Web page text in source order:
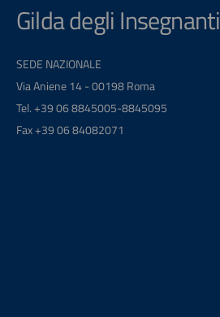
Gilda degli Insegnanti
SEDE NAZIONALE
Via Aniene 14 - 00198 Roma
Tel. +39 06 8845005-8845095
Fax +39 06 84082071